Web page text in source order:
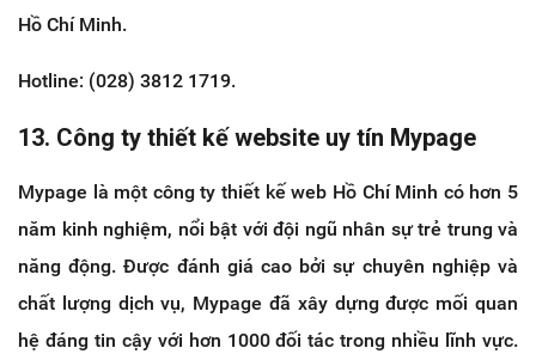
Hồ Chí Minh.
Hotline: (028) 3812 1719.
13. Công ty thiết kế website uy tín Mypage
Mypage là một công ty thiết kế web Hồ Chí Minh có hơn 5
năm kinh nghiệm, nổi bật với đội ngũ nhân sự trẻ trung và
năng động. Được đánh giá cao bởi sự chuyên nghiệp và
chất lượng dịch vụ, Mypage đã xây dựng được mối quan
hệ đáng tin cậy với hơn 1000 đối tác trong nhiều lĩnh vực.